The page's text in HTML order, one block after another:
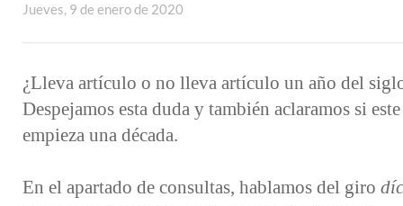
Jueves, 9 de enero de 2020
¿Lleva artículo o no lleva artículo un año del
Despejamos esta duda y también aclaramos si
empieza una década.
En el apartado de consultas, hablamos del giro